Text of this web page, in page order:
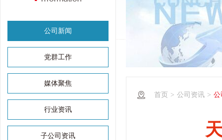
公司新闻
党群工作
媒体聚焦
行业资讯
子公司资讯
首页 > 公司资讯 > 公